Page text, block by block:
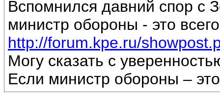
Вспомнился давний спор с
министр обороны - это
http://forum.kpe.ru/
Могу сказать с
Если министр обороны –